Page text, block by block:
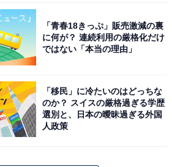
「青春18きっぷ」販売激減の裏
に何が？ 連続利用の厳格化だけ
ではない「本当の理由」
「移民」に冷たいのはどっちな
のか？ スイスの厳格過ぎる学歴
選別と、日本の曖昧過ぎる外国
人政策